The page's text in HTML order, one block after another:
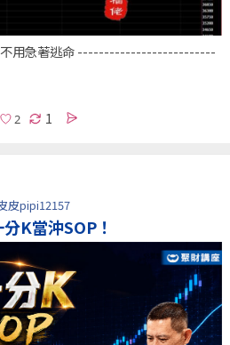
不用急著逃命 --------------------------
1
皮pipi12157
K當沖SOP！